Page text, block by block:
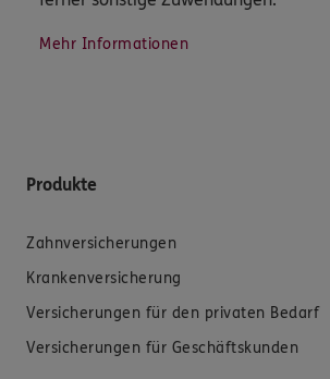
Mehr Informationen
Produkte
Zahnversicherungen
Krankenversicherung
Versicherungen für den privaten Bedarf
Versicherungen für Geschäftskunden